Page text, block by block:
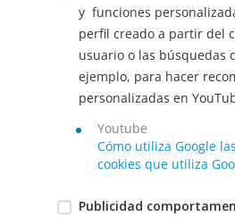
y funciones
perfil creado a partir del
usuario o las búsquedas
ejemplo, para hacer
personalizadas en
Youtube
Cómo utiliza Google
cookies que utiliza
Publicidad